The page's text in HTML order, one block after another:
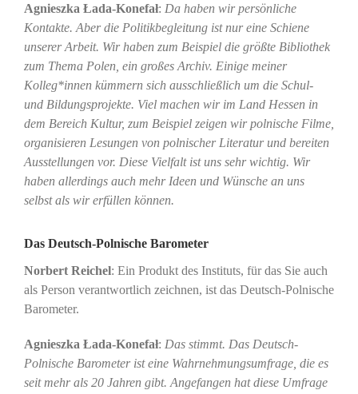
Agnieszka Łada-Konefał: Da haben wir persönliche
Kontakte. Aber die Politikbegleitung ist nur eine Schiene
unserer Arbeit. Wir haben zum Beispiel die größte Bibliothek
zum Thema Polen, ein großes Archiv. Einige meiner
Kolleg*innen kümmern sich ausschließlich um die Schul-
und Bildungsprojekte. Viel machen wir im Land Hessen in
dem Bereich Kultur, zum Beispiel zeigen wir polnische Filme,
organisieren Lesungen von polnischer Literatur und bereiten
Ausstellungen vor. Diese Vielfalt ist uns sehr wichtig. Wir
haben allerdings auch mehr Ideen und Wünsche an uns
selbst als wir erfüllen können.
Das Deutsch-Polnische Barometer
Norbert Reichel: Ein Produkt des Instituts, für das Sie auch
als Person verantwortlich zeichnen, ist das Deutsch-Polnische
Barometer.
Agnieszka Łada-Konefał: Das stimmt. Das Deutsch-
Polnische Barometer ist eine Wahrnehmungsumfrage, die es
seit mehr als 20 Jahren gibt. Angefangen hat diese Umfrage